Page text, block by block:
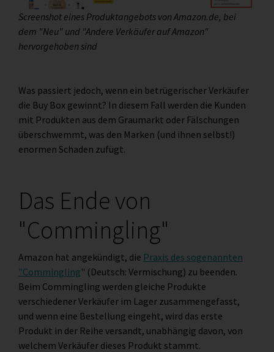
Screenshot eines Produktangebots von Amazon.de, bei
dem "Neu" und "Andere Verkäufer auf Amazon"
hervorgehoben sind
Was passiert jedoch, wenn ein betrügerischer Verkäufer
die Buy Box gewinnt? In diesem Fall werden die Kunden
mit Produkten aus dem Graumarkt oder Fälschungen
überschwemmt, was den Marken (und ihnen selbst!)
enormen Schaden zufügt.
Das Ende von
"Commingling"
Amazon hat angekündigt, die Praxis des sogenannten
"Commingling" (Deutsch: Vermischung) zu beenden.
Beim Commingling werden gleiche Produkte
verschiedener Verkäufer im Lager zusammengefasst,
und wenn eine Bestellung eingeht, wird das erste
Produkt in der Reihe versandt, unabhängig davon, von
welchem Verkäufer dieses Produkt stammt.